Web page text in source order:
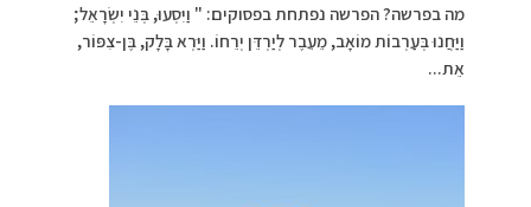
מה בפרשה? הפרשה נפתחת בפסוקים: " וַיִּסְעוּ, בְּנֵי יִשְׂרָאֵל;
וַיַּחֲנוּ בְּעַרְבוֹת מוֹאָב, מֵעֵבֶר לְיַרְדֵּן יְרֵחוֹ. וַיַּרְא בָּלָק, בֶּן-צִפּוֹר,
אֵת...